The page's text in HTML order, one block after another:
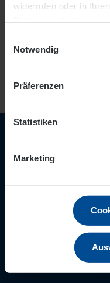
widerrufen oder in Ihren
Datenschutz
Notwendig
Präferenzen
Statistiken
Marketing
Zur Übersicht
Ihre EVO-
24-Stunden
0 800/8060-
Weitere
Immer